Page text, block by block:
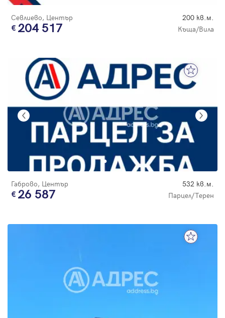
Севлиево, Център 200 кв.м.
204 517 Къща/Вила
Габрово, Център 532 кв.м.
26 587 Парцел/Терен